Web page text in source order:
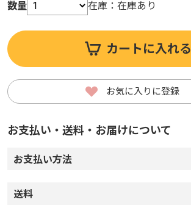
数量 在庫： 在庫あり
カートに入れる
お気に入りに登録
お支払い・送料・お届けについて
お支払い方法
送料